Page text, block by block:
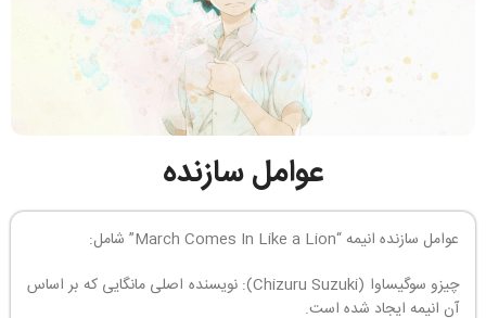
عوامل سازنده
عوامل سازنده انیمه “March Comes In Like a Lion” شامل:
چیزو سوگیساوا (Chizuru Suzuki): نویسنده اصلی مانگایی که بر اساس
آن انیمه ایجاد شده است.